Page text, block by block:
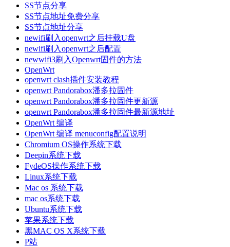
SS节点分享
SS节点地址免费分享
SS节点地址分享
newifi刷入openwrt之后挂载U盘
newifi刷入openwrt之后配置
newwifi3刷入Openwrt固件的方法
OpenWrt
openwrt clash插件安装教程
openwrt Pandorabox潘多拉固件
openwrt Pandorabox潘多拉固件更新源
openwrt Pandorabox潘多拉固件最新源地址
OpenWrt 编译
OpenWrt 编译 menuconfig配置说明
Chromium OS操作系统下载
Deepin系统下载
FydeOS操作系统下载
Linux系统下载
Mac os 系统下载
mac os系统下载
Ubuntu系统下载
苹果系统下载
黑MAC OS X系统下载
P站